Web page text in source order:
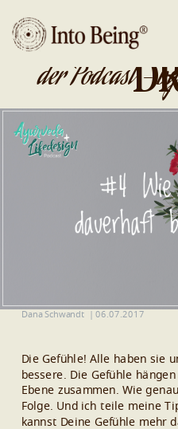
DA
der Podcast -
Dana Schwandt 06.07.2017
Die Gefühle! Alle haben sie
bessere. Die Gefühle
Ebene zusammen. Wie
Folge. Und ich teile meine
kannst Deine Gefühle mehr